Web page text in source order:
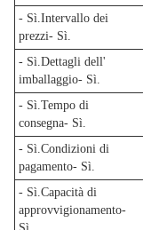
- Sì. Intervallo dei
prezzi- Sì.
- Sì. Dettagli dell'
imballaggio- Sì.
- Sì. Tempo di
consegna- Sì.
- Sì. Condizioni di
pagamento- Sì.
- Sì. Capacità di
approvvigionamento-